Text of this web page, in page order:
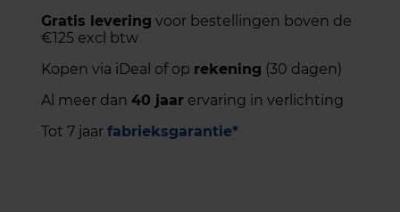
Gratis levering voor bestellingen boven de
€125 excl btw
Kopen via iDeal of op rekening (30 dagen)
Al meer dan 40 jaar ervaring in verlichting
Tot 7 jaar fabrieksgarantie*